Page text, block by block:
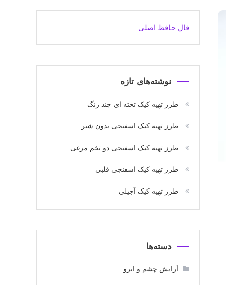
فال حافظ اصلی
نوشته‌های تازه
طرز تهیه کیک تخته ای چند رنگ
طرز تهیه کیک اسفنجی بدون شیر
طرز تهیه کیک اسفنجی دو تخم مرغی
طرز تهیه کیک اسفنجی قلبی
طرز تهیه کیک آجیلی
دسته‌ها
آرایش چشم و ابرو